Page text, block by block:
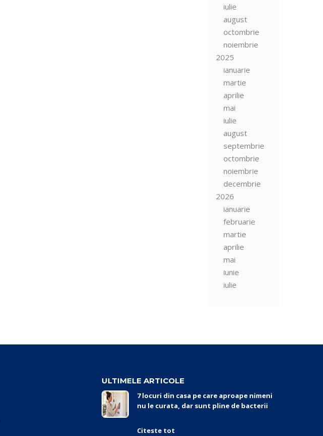
iulie
august
octombrie
noiembrie
2025
ianuarie
martie
aprilie
mai
iulie
august
septembrie
octombrie
noiembrie
decembrie
2026
ianuarie
februarie
martie
aprilie
mai
iunie
iulie
ULTIMELE ARTICOLE
7 locuri din casa pe care aproape nimeni
nu le curata, dar sunt pline de bacterii
Citeste tot